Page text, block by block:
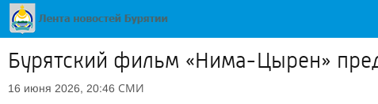
Бурятский фильм «Нима-Цырен»
16 июня 2026, 20:46 СМИ